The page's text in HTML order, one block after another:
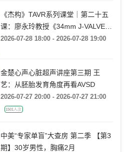
《杰构》TAVR系列课堂｜第二十五
课：廖永玲教授《34mm J-VALVE
TF 治疗超大瓣环AR的实战经验》
2026-07-28 18:00 - 2026-07-28 19:00
金楚心声心脏超声讲座第三期 王
艺：从胚胎发育角度再看AVSD
2026-07-27 20:00 - 2026-07-27 21:00
1501人次
中美“专家单盲”大查房 第二季 【第3
期】30岁男性，胸痛2月